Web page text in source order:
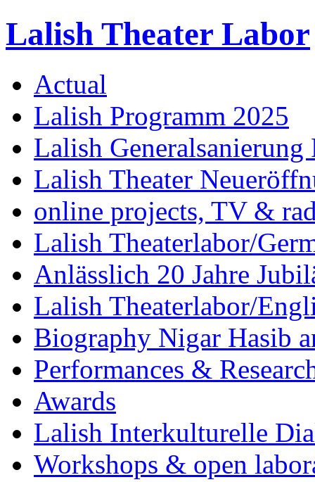
Lalish Theater Labor
Actual
Lalish Programm 2025
Lalish
Lalish Theater
online projects, TV &
Lalish Theaterlabor/
Anlässlich 20 Jahre
Lalish Theaterlabor/
Biography Nigar Hasib
Performances &
Awards
Lalish Interkulturelle
Workshops & open